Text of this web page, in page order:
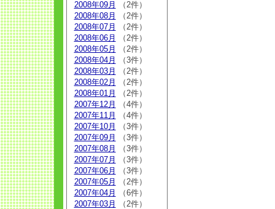
2008年09月
（2件）
2008年08月
（2件）
2008年07月
（2件）
2008年06月
（2件）
2008年05月
（2件）
2008年04月
（3件）
2008年03月
（2件）
2008年02月
（2件）
2008年01月
（2件）
2007年12月
（4件）
2007年11月
（4件）
2007年10月
（3件）
2007年09月
（3件）
2007年08月
（3件）
2007年07月
（3件）
2007年06月
（3件）
2007年05月
（2件）
2007年04月
（6件）
2007年03月
（2件）